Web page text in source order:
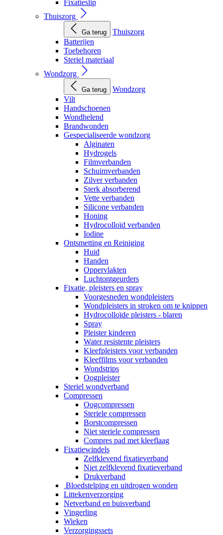
Fixatieslip
Thuiszorg
Ga terug
Thuiszorg
Batterijen
Toebehoren
Steriel materiaal
Wondzorg
Ga terug
Wondzorg
Vilt
Handschoenen
Wondhelend
Brandwonden
Gespecialiseerde wondzorg
Alginaten
Hydrogels
Filmverbanden
Schuimverbanden
Zilver verbanden
Sterk absorberend
Vette verbanden
Silicone verbanden
Honing
Hydrocolloïd verbanden
Iodine
Ontsmetting en Reiniging
Huid
Handen
Oppervlakten
Luchtontgeurders
Fixatie, pleisters en spray
Voorgesneden wondpleisters
Wondpleisters in stroken om te knippen
Hydrocolloïde pleisters - blaren
Spray
Pleister kinderen
Water resistente pleisters
Kleefpleisters voor verbanden
Kleeffilms voor verbanden
Wondstrips
Oogpleister
Steriel wondverband
Compressen
Oogcompressen
Steriele compressen
Borstcompressen
Niet steriele compressen
Compres pad met kleeflaag
Fixatiewindels
Zelfklevend fixatieverband
Niet zelfklevend fixatieverband
Drukverband
Bloedstelping en uitdrogen wonden
Littekenverzorging
Netverband en buisverband
Vingerling
Wieken
Verzorgingssets